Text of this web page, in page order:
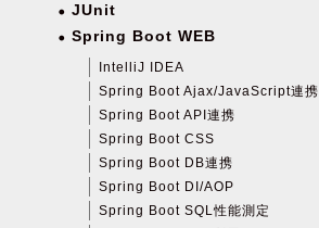
JUnit
Spring Boot WEB
IntelliJ IDEA
Spring Boot Ajax/JavaScript連携
Spring Boot API連携
Spring Boot CSS
Spring Boot DB連携
Spring Boot DI/AOP
Spring Boot SQL性能測定